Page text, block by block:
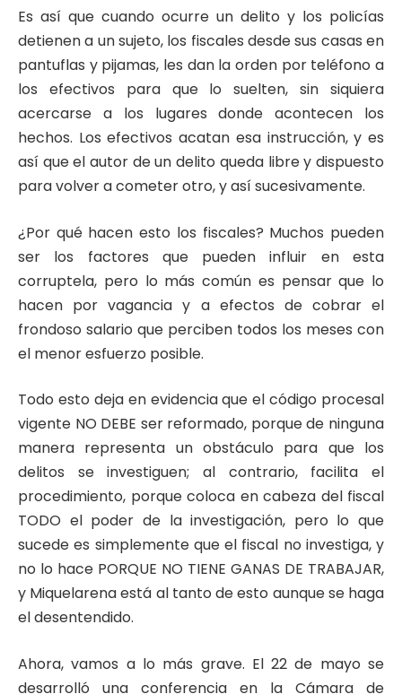
Es así que cuando ocurre un delito y los policías
detienen a un sujeto, los fiscales desde sus casas en
pantuflas y pijamas, les dan la orden por teléfono a
los efectivos para que lo suelten, sin siquiera
acercarse a los lugares donde acontecen los
hechos. Los efectivos acatan esa instrucción, y es
así que el autor de un delito queda libre y dispuesto
para volver a cometer otro, y así sucesivamente.
¿Por qué hacen esto los fiscales? Muchos pueden
ser los factores que pueden influir en esta
corruptela, pero lo más común es pensar que lo
hacen por vagancia y a efectos de cobrar el
frondoso salario que perciben todos los meses con
el menor esfuerzo posible.
Todo esto deja en evidencia que el código procesal
vigente NO DEBE ser reformado, porque de ninguna
manera representa un obstáculo para que los
delitos se investiguen; al contrario, facilita el
procedimiento, porque coloca en cabeza del fiscal
TODO el poder de la investigación, pero lo que
sucede es simplemente que el fiscal no investiga, y
no lo hace PORQUE NO TIENE GANAS DE TRABAJAR,
y Miquelarena está al tanto de esto aunque se haga
el desentendido.
Ahora, vamos a lo más grave. El 22 de mayo se
desarrolló una conferencia en la Cámara de